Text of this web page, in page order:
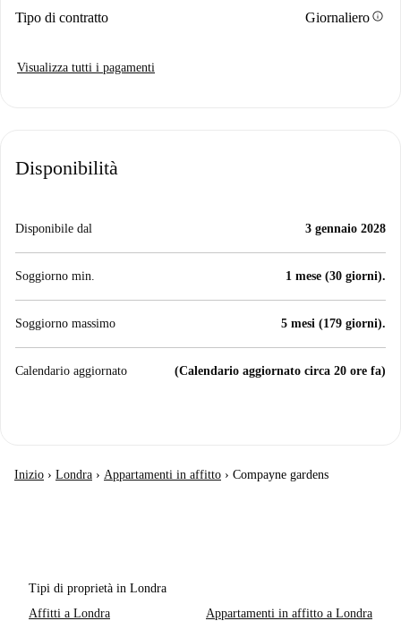
Tipo di contratto Giornalieroinfo
Visualizza tutti i pagamenti
Disponibilità
Disponibile dal 3 gennaio 2028
Soggiorno min. 1 mese (30 giorni).
Soggiorno massimo 5 mesi (179 giorni).
Calendario aggiornato (Calendario aggiornato circa 20 ore fa)
Inizio › Londra › Appartamenti in affitto › Compayne gardens
Tipi di proprietà in Londra
Affitti a Londra
Appartamenti in affitto a Londra